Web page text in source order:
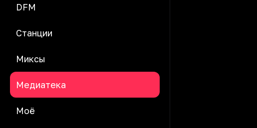
DFM
Станции
Миксы
Медиатека
Моё